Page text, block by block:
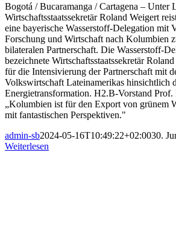
Bogotá / Bucaramanga / Cartagena – Unter
Wirtschaftsstaatssekretär Roland Weigert
eine bayerische Wasserstoff-Delegation mit
Forschung und Wirtschaft nach Kolumbien
bilateralen Partnerschaft. Die Wasserstoff-
bezeichnete Wirtschaftsstaatssekretär
für die Intensivierung der Partnerschaft mit
Volkswirtschaft Lateinamerikas hinsichtlich
Energietransformation. H2.B-Vorstand Prof.
„Kolumbien ist für den Export von grünem
mit fantastischen Perspektiven."
admin-sb2024-05-16T10:49:22+02:0030.
Weiterlesen